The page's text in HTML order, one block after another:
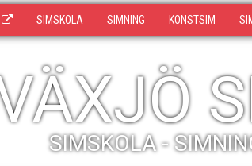
SIMSKOLA SIMNING KONSTSIM
SIMSKOLA -